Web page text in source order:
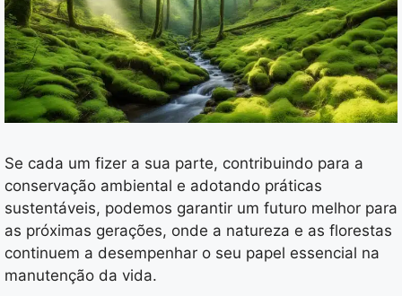
Se cada um fizer a sua parte, contribuindo para a
conservação ambiental e adotando práticas
sustentáveis, podemos garantir um futuro melhor para
as próximas gerações, onde a natureza e as florestas
continuem a desempenhar o seu papel essencial na
manutenção da vida.